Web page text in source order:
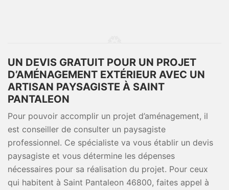
UN DEVIS GRATUIT POUR UN PROJET
D’AMÉNAGEMENT EXTÉRIEUR AVEC UN
ARTISAN PAYSAGISTE À SAINT
PANTALEON
Pour pouvoir accomplir un projet d’aménagement, il
est conseiller de consulter un paysagiste
professionnel. Ce spécialiste va vous établir un devis
paysagiste et vous détermine les dépenses
nécessaires pour sa réalisation du projet. Pour ceux
qui habitent à Saint Pantaleon 46800, faites appel à